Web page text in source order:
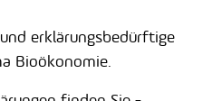
erklärungsbedürftige
Bioökonomie.